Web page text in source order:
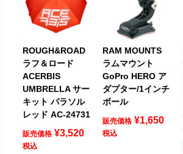
ROUGH&ROAD
ラフ＆ロード
ACERBIS
UMBRELLA サー
キット パラソル
レッド AC-24731
販売価格 ¥3,520
税込
RAM MOUNTS
ラムマウント
GoPro HERO ア
ダプター/1インチ
ボール
販売価格 ¥1,650
税込